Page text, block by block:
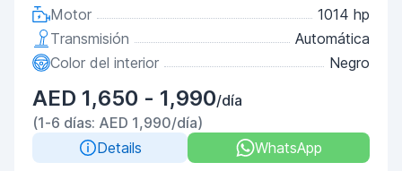
Motor
1014 hp
Transmisión
Automática
Color del interior
Negro
AED 1,650 - 1,990/día
(1-6 días: AED 1,990/día)
Details
WhatsApp